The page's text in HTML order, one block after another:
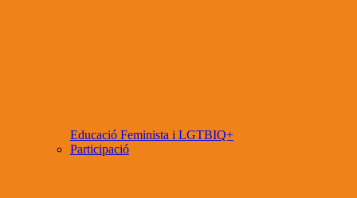
Educació Feminista i LGTBIQ+
Participació